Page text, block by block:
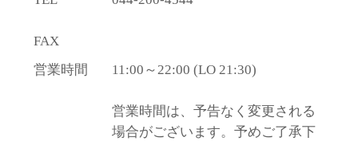
FAX
営業時間
11:00～22:00 (LO 21:30)
営業時間は、予告なく変更される
場合がございます。予めご了承下